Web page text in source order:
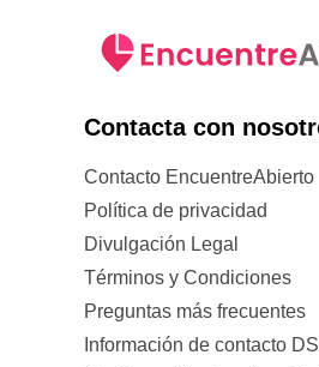
Contacta con
Contacto EncuentreAbierto
Política de privacidad
Divulgación Legal
Términos y Condiciones
Preguntas más frecuentes
Información de contacto